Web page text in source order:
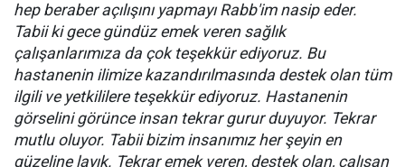
hep beraber açılışını yapmayı Rabb'im nasip eder.
Tabii ki gece gündüz emek veren sağlık
çalışanlarımıza da çok teşekkür ediyoruz. Bu
hastanenin ilimize kazandırılmasında destek olan tüm
ilgili ve yetkililere teşekkür ediyoruz. Hastanenin
görselini görünce insan tekrar gurur duyuyor. Tekrar
mutlu oluyor. Tabii bizim insanımız her şeyin en
güzeline layık. Tekrar emek veren, destek olan, çalışan